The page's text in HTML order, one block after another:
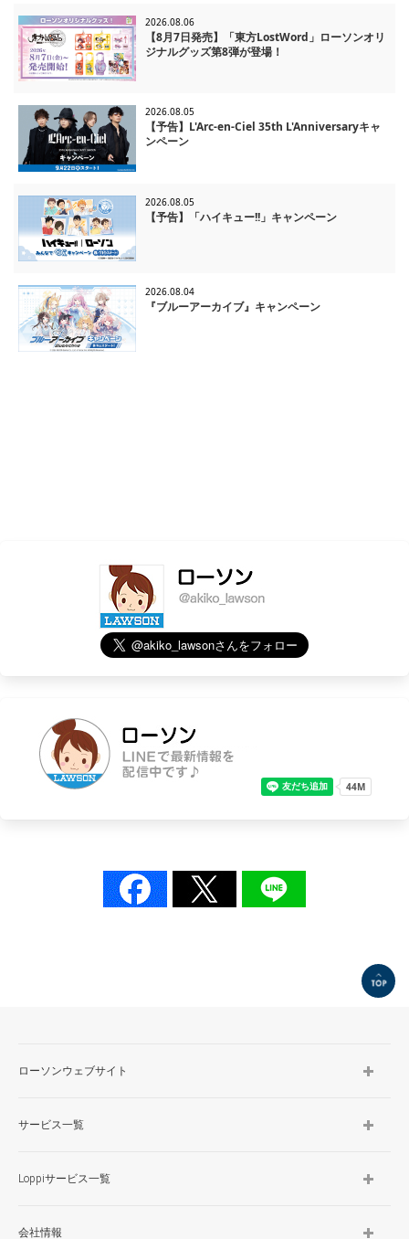
2026.08.06
【8月7日発売】「東方LostWord」ローソンオリ
ジナルグッズ第8弾が登場！
2026.08.05
【予告】L'Arc-en-Ciel 35th L'Anniversaryキャ
ンペーン
2026.08.05
【予告】「ハイキュー!!」キャンペーン
2026.08.04
『ブルーアーカイブ』キャンペーン
ローソンウェブサイト
サービス一覧
Loppiサービス一覧
会社情報